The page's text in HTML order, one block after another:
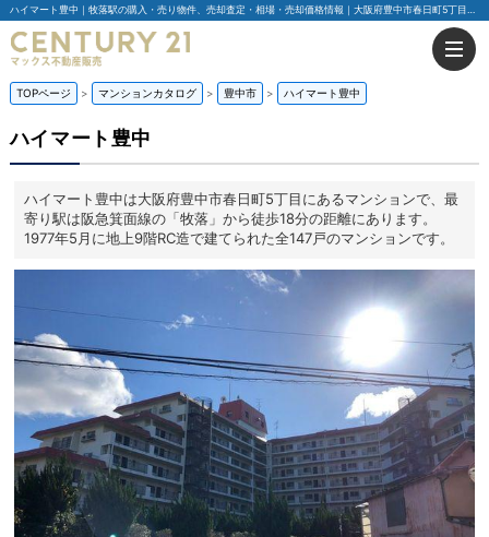
TOPページ マンションカタログ 豊中市 ハイマート豊中
ハイマート豊中
ハイマート豊中は大阪府豊中市春日町5丁目にあるマンションで、最
寄り駅は阪急箕面線の「牧落」から徒歩18分の距離にあります。
1977年5月に地上9階RC造で建てられた全147戸のマンションです。